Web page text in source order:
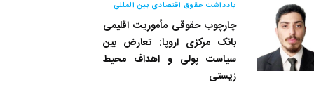
یادداشت حقوق اقتصادی بین المللی
چارچوب حقوقی مأموریت اقلیمی
بانک مرکزی اروپا: تعارض بین
سیاست پولی و اهداف محیط
زیستی